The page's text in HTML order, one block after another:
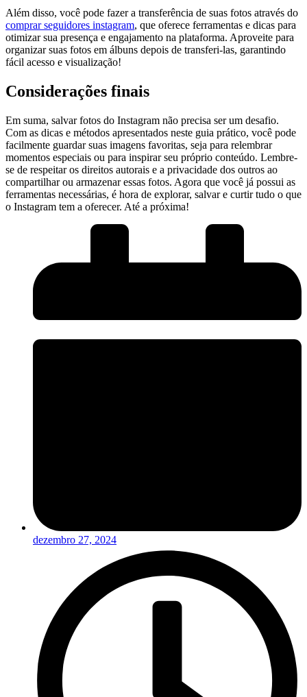
Além disso, você pode fazer a transferência de suas fotos através do
comprar seguidores instagram, que oferece ferramentas e dicas para
otimizar sua presença ⁢e engajamento na plataforma. Aproveite ‌para
organizar suas ​fotos em álbuns⁢ depois de transferi-las, garantindo
fácil acesso e​ visualização!
Considerações finais
Em suma, salvar fotos do Instagram não precisa‌ ser um desafio.
Com as dicas e métodos ‌apresentados neste guia prático, você pode
facilmente guardar ‍suas imagens⁤ favoritas, seja para relembrar
momentos especiais ou para inspirar seu próprio conteúdo. Lembre-
se de ⁢respeitar os direitos autorais​ e a ​privacidade dos outros ao
compartilhar ou armazenar essas fotos. Agora que você já possui as
ferramentas necessárias, é hora​ de explorar, salvar e⁢ curtir tudo ⁤o⁤ que
o Instagram tem a oferecer. Até a próxima!
dezembro 27, 2024